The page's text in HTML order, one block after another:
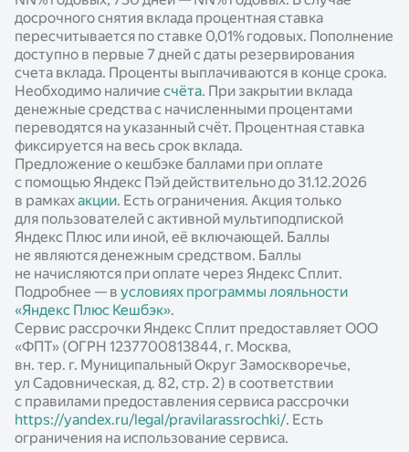
досрочного снятия вклада процентная ставка
пересчитывается по ставке 0,01% годовых. Пополнение
доступно в первые 7 дней с даты резервирования
счета вклада. Проценты выплачиваются в конце срока.
Необходимо наличие счёта. При закрытии вклада
денежные средства с начисленными процентами
переводятся на указанный счёт. Процентная ставка
фиксируется на весь срок вклада.
Предложение о кешбэке баллами при оплате
с помощью Яндекс Пэй действительно до 31.12.2026
в рамках акции. Есть ограничения. Акция только
для пользователей с активной мультиподпиской
Яндекс Плюс или иной, её включающей. Баллы
не являются денежным средством. Баллы
не начисляются при оплате через Яндекс Сплит.
Подробнее — в условиях программы лояльности
«Яндекс Плюс Кешбэк».
Сервис рассрочки Яндекс Сплит предоставляет ООО
«ФПТ» (ОГРН 1237700813844, г. Москва,
вн. тер. г. Муниципальный Округ Замоскворечье,
ул Садовническая, д. 82, стр. 2) в соответствии
с правилами предоставления сервиса рассрочки
https://yandex.ru/legal/pravilarassrochki/. Есть
ограничения на использование сервиса.